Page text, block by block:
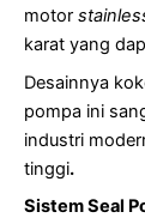
motor
karat yang
Desainnya
pompa ini
industri
tinggi.
Sistem Seal